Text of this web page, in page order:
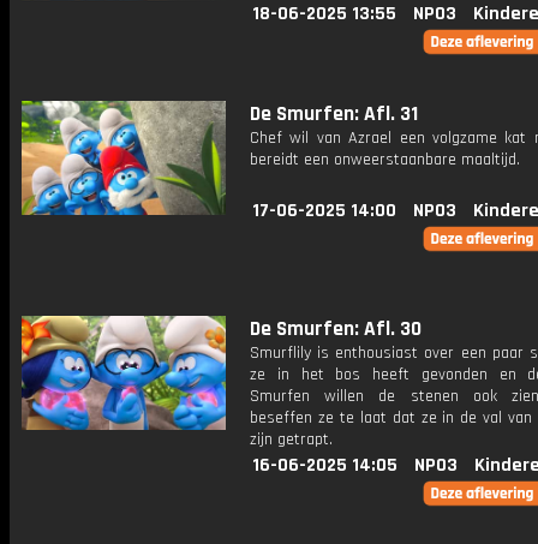
18-06-2025 13:55 NPO3
De Smurfen: Afl. 31
Chef wil van Azrael een volgzame kat
bereidt een onweerstaanbare maaltijd.
17-06-2025 14:00 NPO3
De Smurfen: Afl. 30
Smurflily is enthousiast over een paar
ze in het bos heeft gevonden en
Smurfen willen de stenen ook
beseffen ze te laat dat ze in de val van
zijn getrapt.
16-06-2025 14:05 NPO3